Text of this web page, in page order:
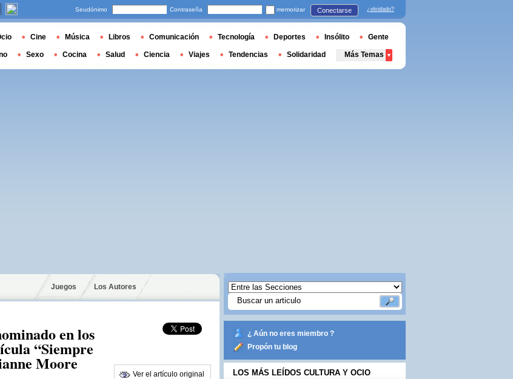
Juegos Los Autores
en los
“Siempre
Moore
Ver el artículo original
¿ Aún no eres miembro ?
Propón tu blog
LOS MÁS LEÍDOS CULTURA Y OCIO
Seudónimo Contraseña memorizar Conectarse ¿olvidado?
Cine Música Libros Comunicación Tecnología Deportes Insólito Gente
Sexo Cocina Salud Ciencia Viajes Tendencias Solidaridad Más Temas